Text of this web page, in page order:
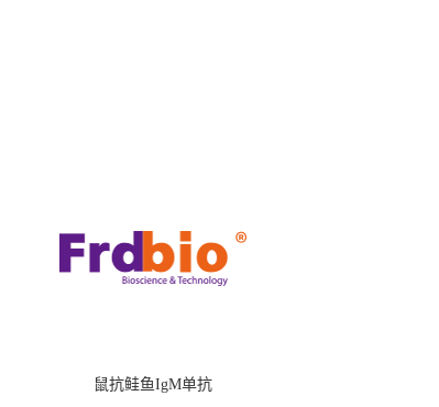
鼠抗鲑鱼IgM单抗